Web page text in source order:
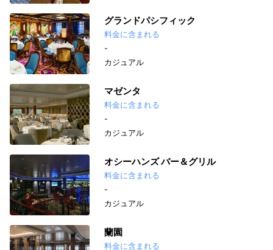
グランドパシフィック
料金に含まれる
-
カジュアル
マゼンタ
料金に含まれる
-
カジュアル
オシーハンズ バー＆グリル
料金に含まれる
-
カジュアル
蘭園
料金に含まれる